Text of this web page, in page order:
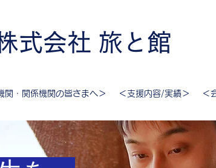
式会社 旅と館
関・関係機関の皆さまへ＞ ＜支援内容/実績＞ ＜